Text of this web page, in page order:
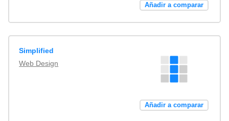
Añadir a comparar
Simplified
Web Design
Añadir a comparar